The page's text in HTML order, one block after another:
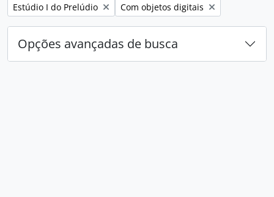
Remover filtro:
Estúdio I do Prelúdio Remover filtro:
Com objetos digitais
Opções avançadas de busca